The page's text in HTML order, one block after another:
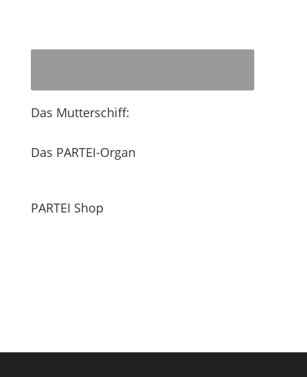
Das Mutterschiff:
Das PARTEI-Organ
PARTEI Shop